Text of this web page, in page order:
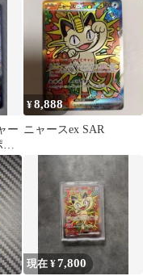
ー
ケ
¥8,888
ニャースex SAR
現在 ¥7,800